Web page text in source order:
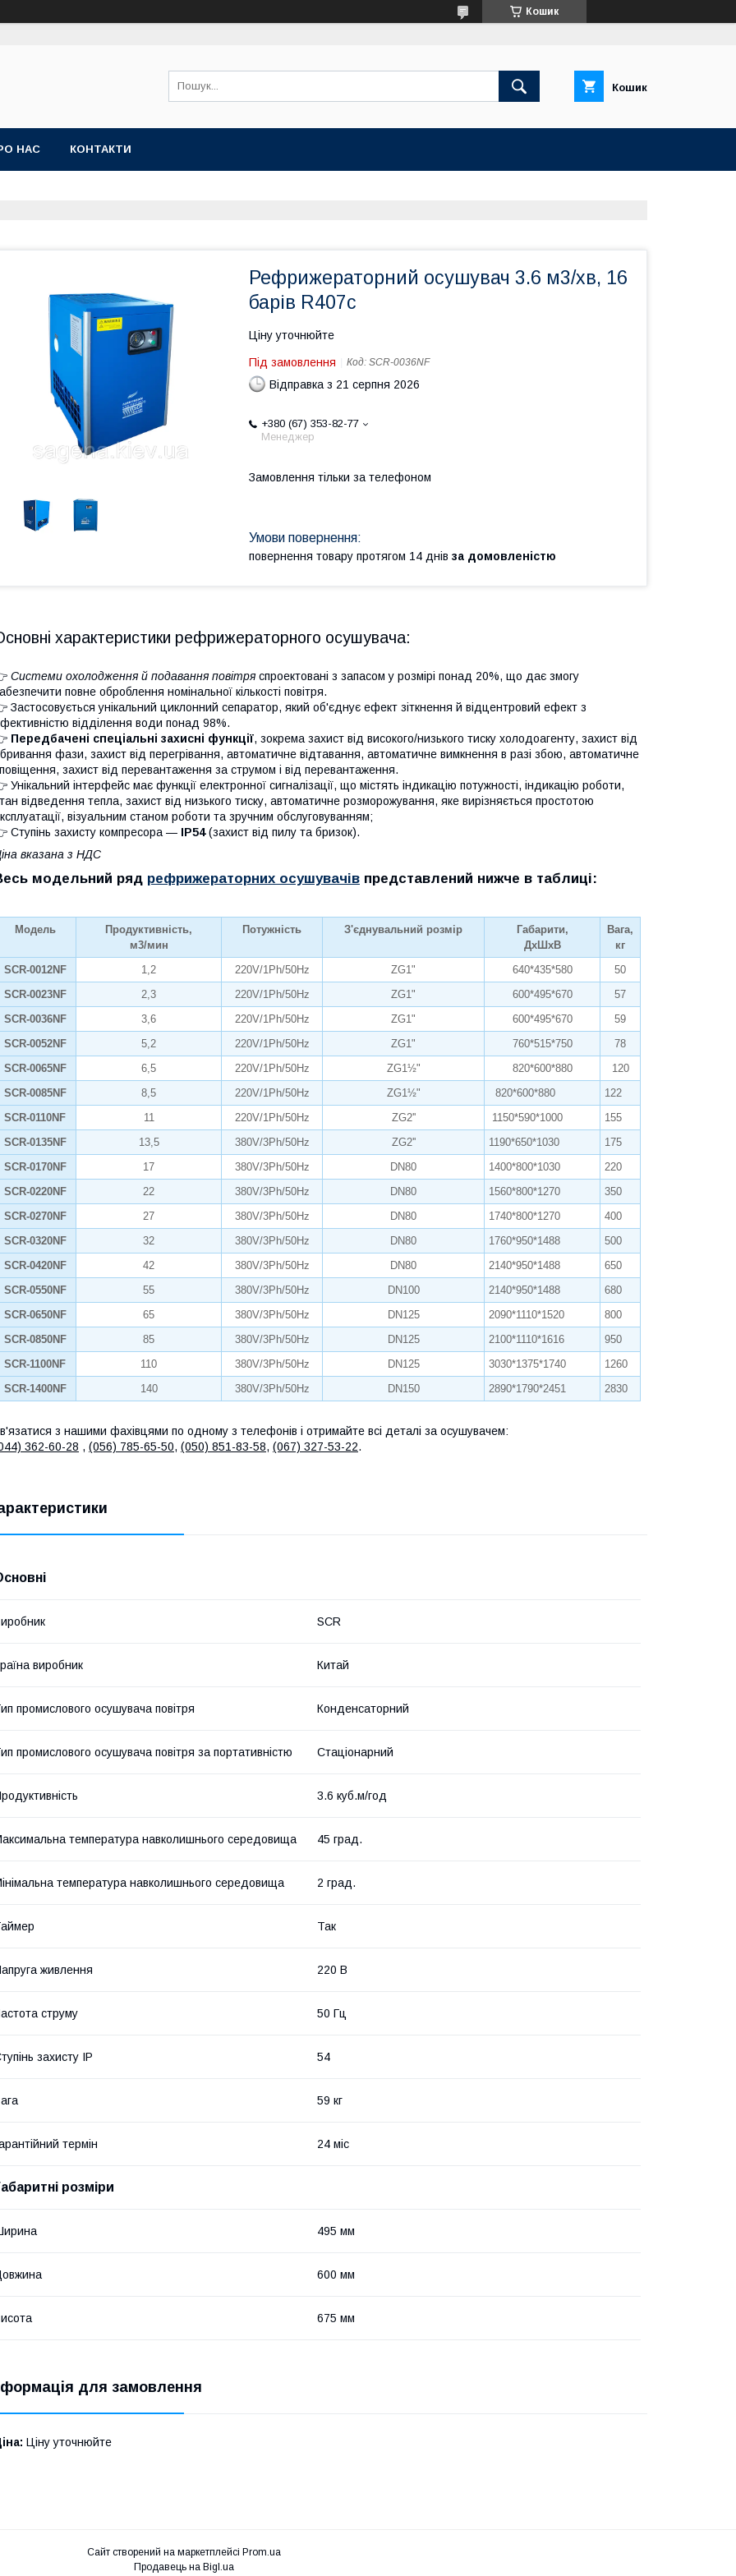
Кошик
Кошик
НАС КОНТАКТИ
Рефрижераторний осушувач 3.6 м3/хв, 16
барів R407c
Ціну уточнюйте
Під замовлення Код: SCR-0036NF
Відправка з 21 серпня 2026
+380 (67) 353-82-77
Менеджер
Замовлення тільки за телефоном
повернення товару протягом 14 днів за домовленістю
характеристики рефрижераторного осушувача:
Системи охолодження й подавання повітряспроектовані з запасом у розмірі понад 20%, що дає змогу
повне оброблення номінальної кількості повітря.
Застосовується унікальний циклонний сепаратор, який об'єднує ефект зіткнення й відцентровий ефект з
відділення води понад 98%.
Передбачені спеціальні захисні функції, зокрема захист від високого/низького тиску холодоагенту, захист від
фази, захист від перегрівання, автоматичне відтавання, автоматичне вимкнення в разі збою, автоматичне
захист від перевантаження за струмом і від перевантаження.
Унікальний інтерфейс має функції електронної сигналізації, що містять індикацію потужності, індикацію роботи,
відведення тепла, захист від низького тиску, автоматичне розморожування, яке вирізняється простотою
візуальним станом роботи та зручним обслуговуванням;
Ступінь захисту компресора — IP54(захист від пилу та бризок).
вказана з НДС
модельний ряд рефрижераторних осушувачів представлений нижче в таблиці:
Модель
Продуктивність,
м3/мин
Потужність З'єднувальний розмір
Габарити,
ДхШхВ
Вага,
кг
SCR-0012NF
1,2 220V/1Ph/50Hz ZG1" 640*435*580
50
SCR-0023NF
2,3 220V/1Ph/50Hz ZG1" 600*495*670
57
SCR-0036NF
3,6 220V/1Ph/50Hz ZG1" 600*495*670
59
SCR-0052NF
5,2 220V/1Ph/50Hz ZG1" 760*515*750
78
SCR-0065NF
6,5 220V/1Ph/50Hz ZG1½" 820*600*880
120
SCR-0085NF
8,5 220V/1Ph/50Hz ZG1½" 820*600*880
122
SCR-0110NF
11 220V/1Ph/50Hz ZG2'' 1150*590*1000
155
SCR-0135NF
13,5 380V/3Ph/50Hz ZG2'' 1190*650*1030
175
SCR-0170NF
17 380V/3Ph/50Hz DN80 1400*800*1030
220
SCR-0220NF
22 380V/3Ph/50Hz DN80 1560*800*1270
350
SCR-0270NF
27 380V/3Ph/50Hz DN80 1740*800*1270
400
SCR-0320NF
32 380V/3Ph/50Hz DN80 1760*950*1488
500
SCR-0420NF
42 380V/3Ph/50Hz DN80 2140*950*1488
650
SCR-0550NF
55 380V/3Ph/50Hz DN100 2140*950*1488
680
SCR-0650NF
65 380V/3Ph/50Hz DN125 2090*1110*1520
800
SCR-0850NF
85 380V/3Ph/50Hz DN125 2100*1110*1616
950
SCR-1100NF
110 380V/3Ph/50Hz DN125 3030*1375*1740
1260
SCR-1400NF
140 380V/3Ph/50Hz DN150 2890*1790*2451 2830
з нашими фахівцями по одному з телефонів і отримайте всі деталі за осушувачем:
362-60-28 , (056) 785-65-50, (050) 851-83-58, (067) 327-53-22.
SCR
виробник Китай
промислового осушувача повітря Конденсаторний
промислового осушувача повітря за портативністю Стаціонарний
3.6 куб.м/год
температура навколишнього середовища 45 град.
температура навколишнього середовища 2 град.
Так
живлення 220 В
струму 50 Гц
захисту IP 54
59 кг
термін 24 міс
розміри
495 мм
600 мм
675 мм
для замовлення
Ціну уточнюйте
Сайт створений на маркетплейсі Prom.ua
Продавець на Bigl.ua